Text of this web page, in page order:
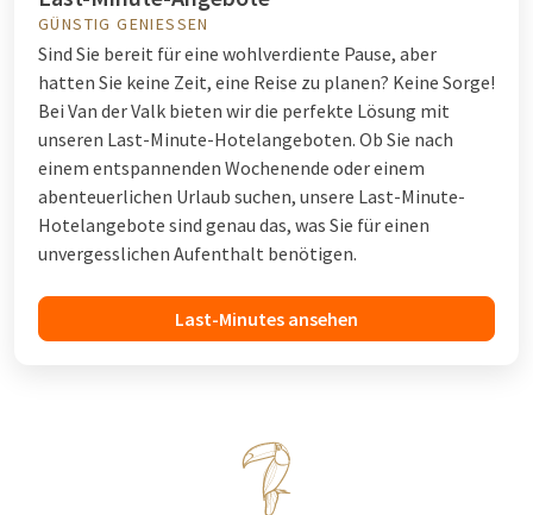
GÜNSTIG GENIESSEN
Sind Sie bereit für eine wohlverdiente Pause, aber
hatten Sie keine Zeit, eine Reise zu planen? Keine Sorge!
Bei Van der Valk bieten wir die perfekte Lösung mit
unseren Last-Minute-Hotelangeboten. Ob Sie nach
einem entspannenden Wochenende oder einem
abenteuerlichen Urlaub suchen, unsere Last-Minute-
Hotelangebote sind genau das, was Sie für einen
unvergesslichen Aufenthalt benötigen.
Last-Minutes ansehen